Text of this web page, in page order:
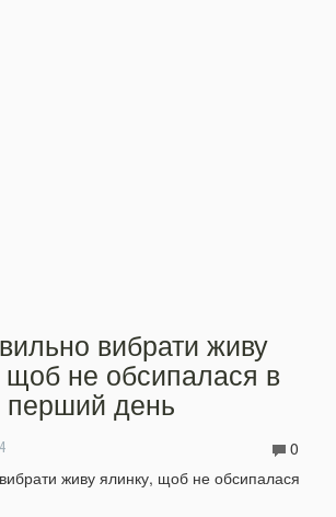
вибрати живу
щоб не обсипалася в
перший день
0